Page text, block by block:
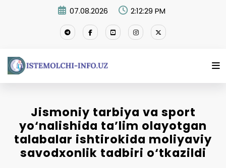
07.08.2026 2:12:30 PM
Jismoniy tarbiya va sport
yo‘nalishida ta’lim olayotgan
talabalar ishtirokida moliyaviy
savodxonlik tadbiri o‘tkazildi